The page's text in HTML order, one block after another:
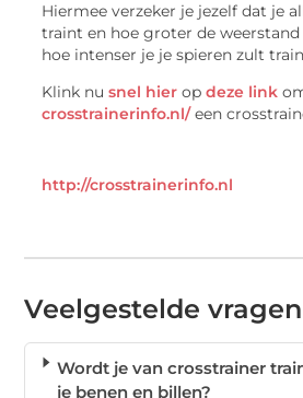
Hiermee verzeker je jezelf dat je
traint en hoe groter de
hoe intenser je je spieren zult
Klink nusnel hier opdeze link
crosstrainerinfo.nl/een
http://crosstrainerinfo.nl
Veelgestelde vragen
Wordt je van crosstrainer
je benen en billen?